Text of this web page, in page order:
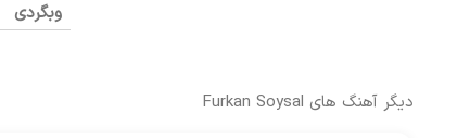
وبگردی
دیگر آهنگ های Furkan Soysal